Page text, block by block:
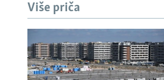
TV LIBERTY
TRI DECENIJE OD RATA U BIH
SVE KARTE DEJTONA
Više priča